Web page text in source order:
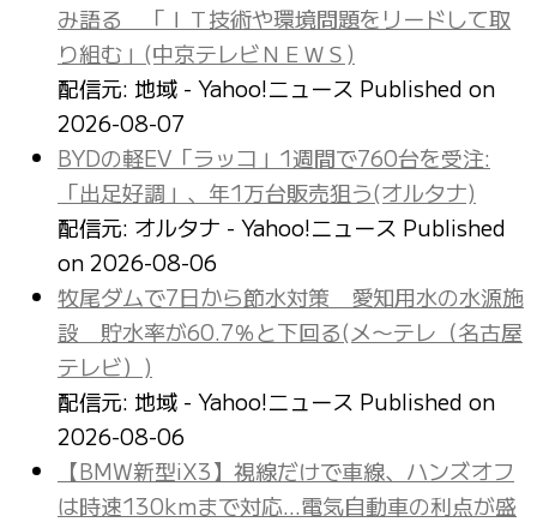
み語る 「ＩＴ技術や環境問題をリードして取
り組む」(中京テレビＮＥＷＳ)
配信元: 地域 - Yahoo!ニュース Published on
2026-08-07
BYDの軽EV「ラッコ」1週間で760台を受注:
「出足好調」、年1万台販売狙う(オルタナ)
配信元: オルタナ - Yahoo!ニュース Published
on 2026-08-06
牧尾ダムで7日から節水対策 愛知用水の水源施
設 貯水率が60.7％と下回る(メ〜テレ（名古屋
テレビ）)
配信元: 地域 - Yahoo!ニュース Published on
2026-08-06
【BMW新型iX3】視線だけで車線、ハンズオフ
は時速130kmまで対応…電気自動車の利点が盛